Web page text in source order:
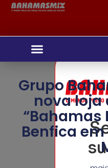
Grupo
nova loja
“Bahamas
Benfica em